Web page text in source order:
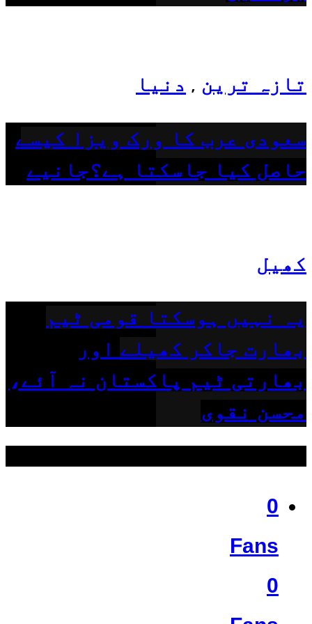
تازہ ترین , دنیا
سعودی عرب کا ورک ویزا کیسے
حاصل کیا جاسکتا ہے؟جانیے
کھیل
یہ نہیں ہوسکتا قومی ٹیم
بھارت جاکر کھیلے اور
بھارتی ٹیم پاکستان نہ آئے،
محسن نقوی
0
Fans
0